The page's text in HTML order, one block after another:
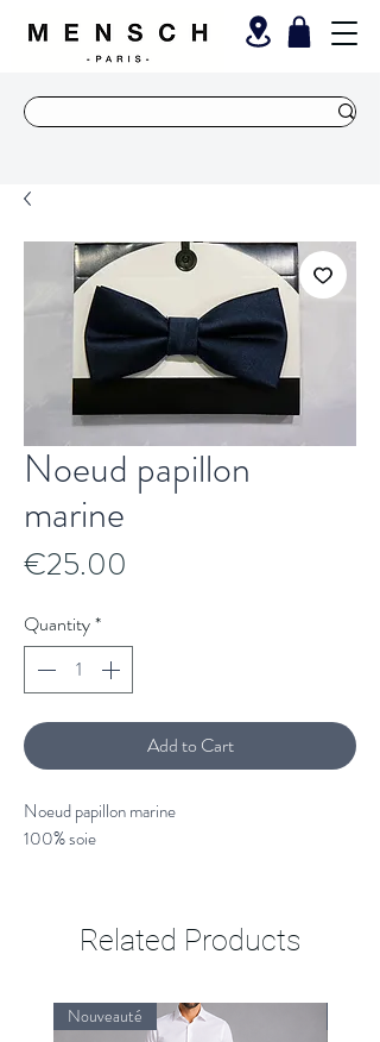
Noeud papillon
marine
€25.00
Quantity*
Add to Cart
Noeud papillon marine
100% soie
Related Products
Nouveauté